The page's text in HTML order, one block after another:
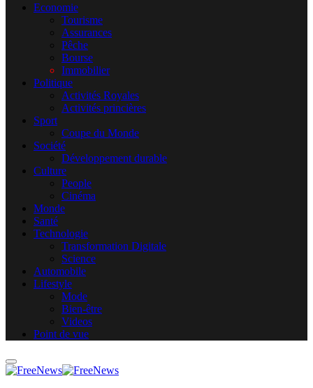
Economie
Tourisme
Assurances
Pêche
Bourse
Immobilier
Politique
Activités Royales
Activités princières
Sport
Coupe du Monde
Société
Développement durable
Culture
People
Cinéma
Monde
Santé
Technologie
Transformation Digitale
Science
Automobile
Lifestyle
Mode
Bien-être
Videos
Point de vue